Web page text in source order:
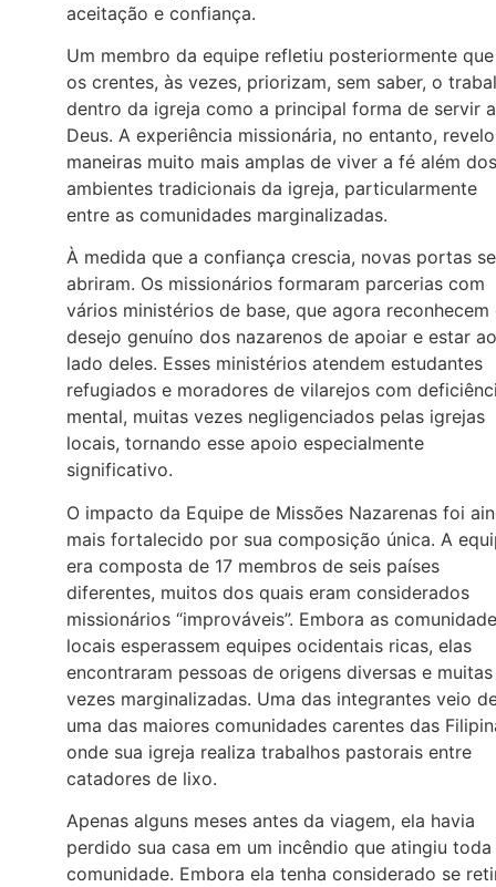
aceitação e confiança.
Um membro da equipe refletiu posteriormente que
os crentes, às vezes, priorizam, sem saber, o
dentro da igreja como a principal forma de servir a
Deus. A experiência missionária, no entanto,
maneiras muito mais amplas de viver a fé além dos
ambientes tradicionais da igreja, particularmente
entre as comunidades marginalizadas.
À medida que a confiança crescia, novas portas se
abriram. Os missionários formaram parcerias com
vários ministérios de base, que agora reconhecem
desejo genuíno dos nazarenos de apoiar e estar ao
lado deles. Esses ministérios atendem estudantes
refugiados e moradores de vilarejos com
mental, muitas vezes negligenciados pelas igrejas
locais, tornando esse apoio especialmente
significativo.
O impacto da Equipe de Missões Nazarenas foi
mais fortalecido por sua composição única. A
era composta de 17 membros de seis países
diferentes, muitos dos quais eram considerados
missionários “improváveis”. Embora as
locais esperassem equipes ocidentais ricas, elas
encontraram pessoas de origens diversas e muitas
vezes marginalizadas. Uma das integrantes veio
uma das maiores comunidades carentes das
onde sua igreja realiza trabalhos pastorais entre
catadores de lixo.
Apenas alguns meses antes da viagem, ela havia
perdido sua casa em um incêndio que atingiu toda
comunidade. Embora ela tenha considerado se